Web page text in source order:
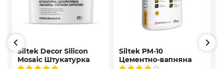
Siltek Decor Silicon
Mosaic Штукатурка
Siltek PM-10
Цементно-вапняна